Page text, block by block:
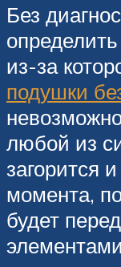
Без
из-за
подушки
любой из
загорится
момента,
будет